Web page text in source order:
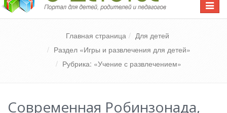
Toggle
Главная страница
Для детей
Раздел «Игры и развлечения для детей»
Рубрика: «Учение с развлечением»
Современная Робинзонада,